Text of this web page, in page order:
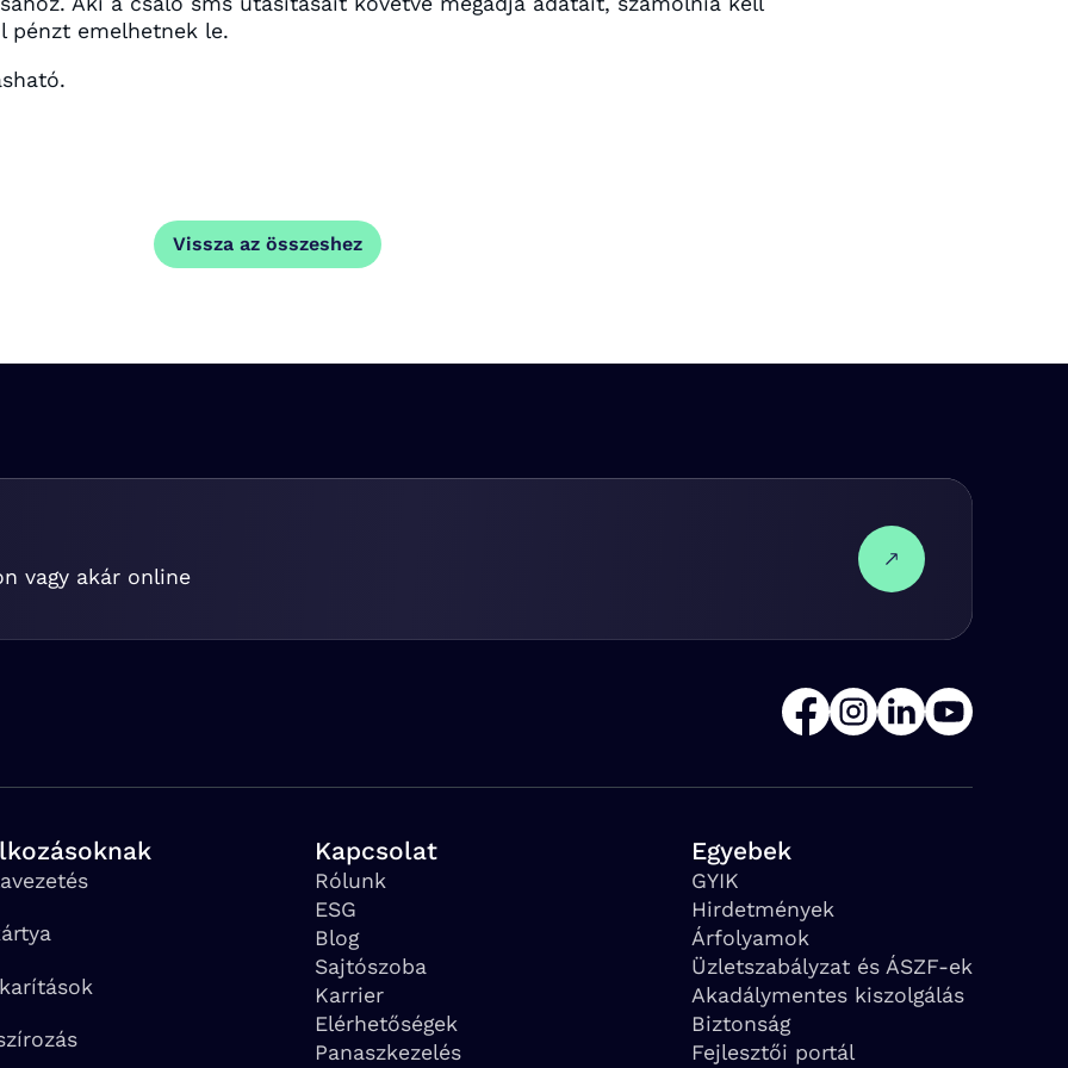
pénzt emelhetnek le.
Vissza az összeshez
vagy akár online
Kapcsolat
Rólunk
ESG
Blog
Sajtószoba
Karrier
Elérhetőségek
Panaszkezelés
Egyebek
GYIK
Hirdetmények
Árfolyamok
Üzletszabályzat és ÁSZF-ek
Akadálymentes kiszolgálás
Biztonság
Fejlesztői portál